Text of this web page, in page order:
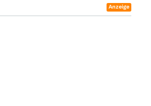
Anzeige